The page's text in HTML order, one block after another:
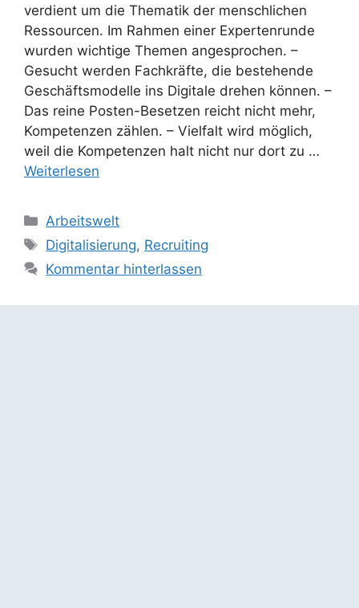
verdient um die Thematik der menschlichen
Ressourcen. Im Rahmen einer Expertenrunde
wurden wichtige Themen angesprochen. –
Gesucht werden Fachkräfte, die bestehende
Geschäftsmodelle ins Digitale drehen können. –
Das reine Posten-Besetzen reicht nicht mehr,
Kompetenzen zählen. – Vielfalt wird möglich,
weil die Kompetenzen halt nicht nur dort zu …
Weiterlesen
Kategorien
Arbeitswelt
Schlagwörter
Digitalisierung, Recruiting
Kommentar hinterlassen